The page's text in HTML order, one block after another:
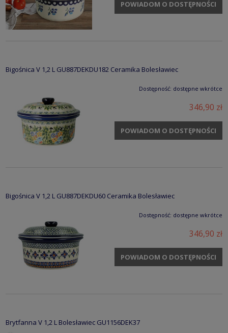
POWIADOM O DOSTĘPNOŚCI
Bigośnica V 1,2 L GU887DEKDU182 Ceramika Bolesławiec
Dostępność: dostępne wkrótce
346,90 zł
POWIADOM O DOSTĘPNOŚCI
Bigośnica V 1,2 L GU887DEKDU60 Ceramika Bolesławiec
Dostępność: dostępne wkrótce
346,90 zł
POWIADOM O DOSTĘPNOŚCI
Brytfanna V 1,2 L Bolesławiec GU1156DEK37